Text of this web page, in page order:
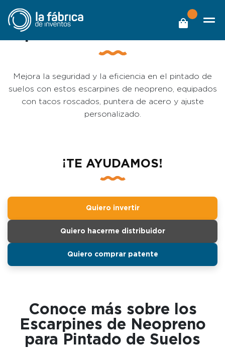
Escarpines de Neopreno
para Pintado de Suelos
Mejora la seguridad y la eficiencia en el pintado de
suelos con estos escarpines de neopreno, equipados
con tacos roscados, puntera de acero y ajuste
personalizado.
¡TE AYUDAMOS!
Quiero invertir
Quiero hacerme distribuidor
Quiero comprar patente
Conoce más sobre los
Escarpines de Neopreno
para Pintado de Suelos